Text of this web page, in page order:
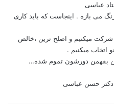
عباسی
می بازه . اینجاست که باید کاری
شرکت میکنیم و اصلح ترین ،خالص
اتخاب میکنیم .
بفهمن دورشون تموم شده…
دکتر حسن عباسی